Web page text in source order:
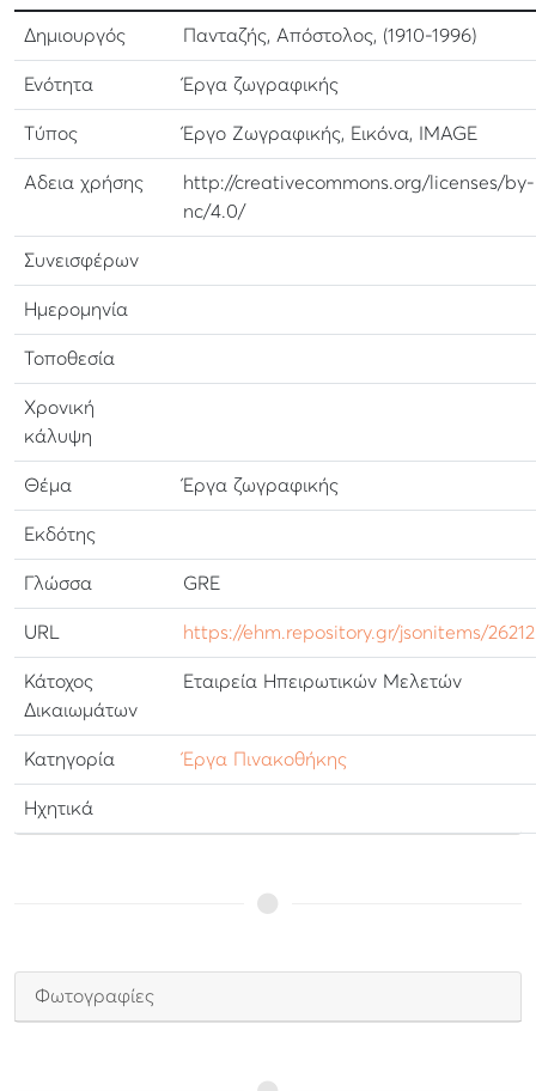
Δημιουργός Πανταζής, Απόστολος, (1910-1996)
Ενότητα Έργα ζωγραφικής
Τύπος Έργο Ζωγραφικής, Εικόνα, IMAGE
Αδεια χρήσης
http://creativecommons.org/licenses/by-
nc/4.0/
Συνεισφέρων
Ημερομηνία
Τοποθεσία
Χρονική
κάλυψη
Θέμα Έργα ζωγραφικής
Εκδότης
Γλώσσα GRE
URL https://ehm.repository.gr/jsonitems/26212
Κάτοχος
Δικαιωμάτων
Εταιρεία Ηπειρωτικών Μελετών
Κατηγορία Έργα Πινακοθήκης
Ηχητικά
Φωτογραφίες